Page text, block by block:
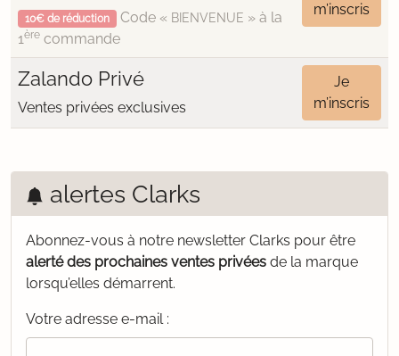
10€ de réduction Code « BIENVENUE » à la
1ère commande
m’inscris
Zalando Privé
Ventes privées exclusives
Je
m’inscris
alertes Clarks
Abonnez-vous à notre newsletter Clarks pour être
alerté des prochaines ventes privées de la marque
lorsqu’elles démarrent.
Votre adresse e-mail :